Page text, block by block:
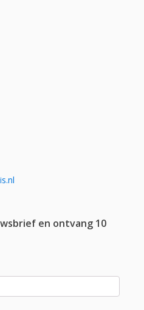
en ontvang 10